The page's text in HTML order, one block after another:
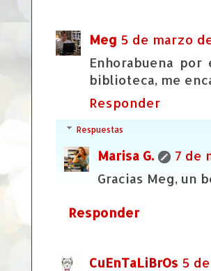
Meg 5 de marzo
Enhorabuena
biblioteca, me
Responder
Respuestas
Marisa G.
7 de
Gracias Meg, un
Responder
CuEnTaLiBrOs 5